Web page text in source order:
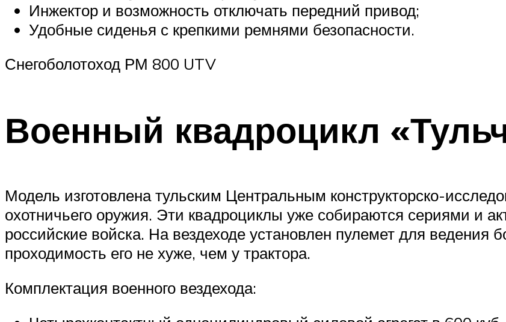
Инжектор и возможность отключать передний привод;
Удобные сиденья с крепкими ремнями безопасности.
Снегоболотоход РМ 800 UTV
Военный квадроцикл
Модель изготовлена тульским Центральным конструкторско-
охотничьего оружия. Эти квадроциклы уже собираются сериями и
российские войска. На вездеходе установлен пулемет для ведения
проходимость его не хуже, чем у трактора.
Комплектация военного вездехода: